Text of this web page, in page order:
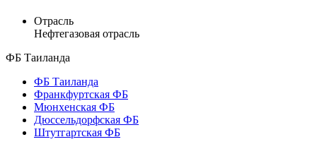
Отрасль
Нефтегазовая отрасль
ФБ Таиланда
ФБ Таиланда
Франкфуртская ФБ
Мюнхенская ФБ
Дюссельдорфская ФБ
Штутгартская ФБ